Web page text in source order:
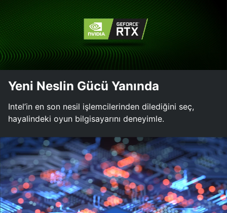
Yeni Neslin Gücü Yanında
Intel’in en son nesil işlemcilerinden dilediğini seç,
hayalindeki oyun bilgisayarını deneyimle.